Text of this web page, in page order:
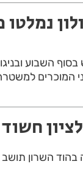
השבוע
השרון תושב